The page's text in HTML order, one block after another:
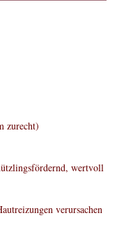
zurecht)
wertvoll
verursachen